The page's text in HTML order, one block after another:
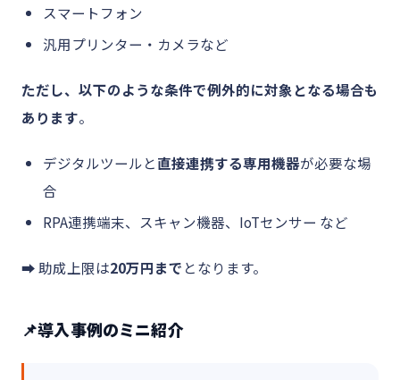
スマートフォン
汎用プリンター・カメラなど
ただし、以下のような条件で例外的に対象となる場合も
あります。
デジタルツールと直接連携する専用機器が必要な場
合
RPA連携端末、スキャン機器、IoTセンサー など
➡️ 助成上限は20万円まで となります。
📌導入事例のミニ紹介